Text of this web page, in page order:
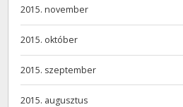
2015. november
2015. október
2015. szeptember
2015. augusztus